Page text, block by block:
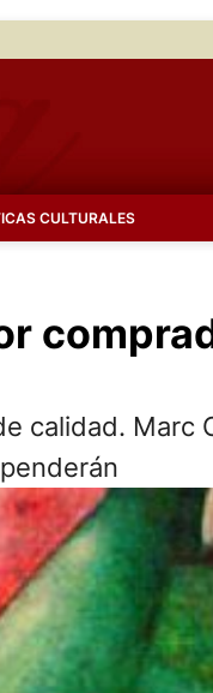
CULTURALES
calidad. Marc